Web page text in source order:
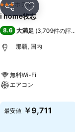
シェア お気に入り
3 ホテルのランク
ホテル
i home牧志
8.6 大満足 (3,709件の評価
那覇, 国内
無料Wi-Fi
エアコン
最安値 ￥9,711